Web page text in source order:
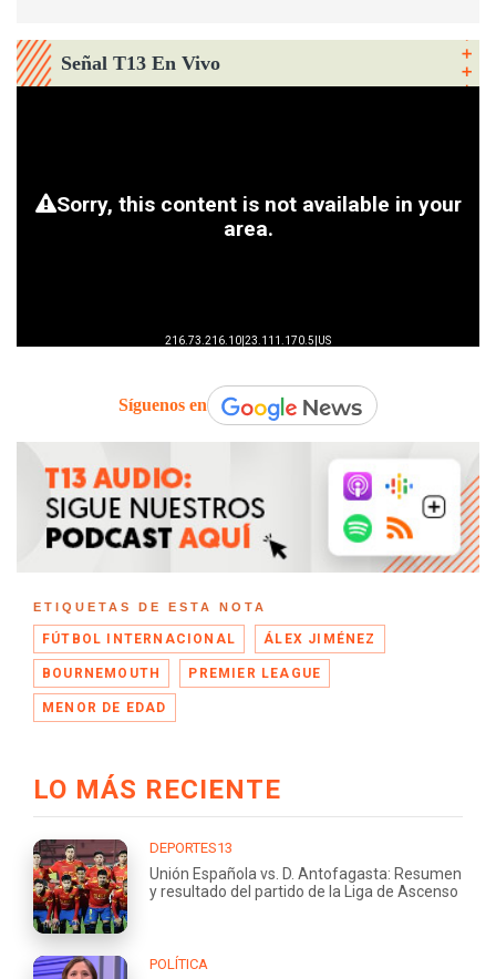
Señal T13 En Vivo
Síguenos en
ETIQUETAS DE ESTA NOTA
FÚTBOL INTERNACIONAL ÁLEX JIMÉNEZ
BOURNEMOUTH PREMIER LEAGUE
MENOR DE EDAD
LO MÁS RECIENTE
DEPORTES13
Unión Española vs. D. Antofagasta: Resumen
y resultado del partido de la Liga de Ascenso
POLÍTICA